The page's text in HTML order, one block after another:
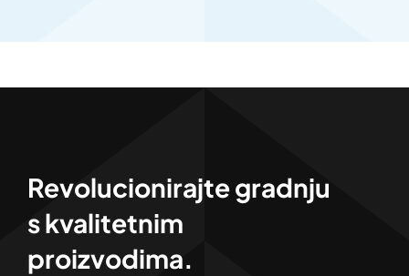
Revolucionirajte gradnju
s kvalitetnim
proizvodima.